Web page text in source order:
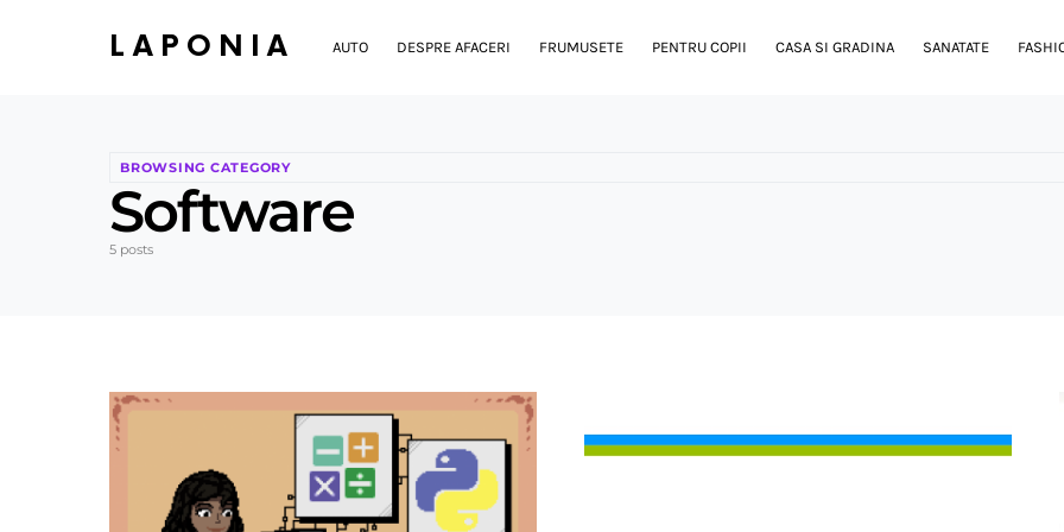
LAPONIA AUTO DESPRE AFACERI FRUMUSETE PENTRU COPII CASA SI GRADINA SANATATE
BROWSING CATEGORY
Software
5 posts